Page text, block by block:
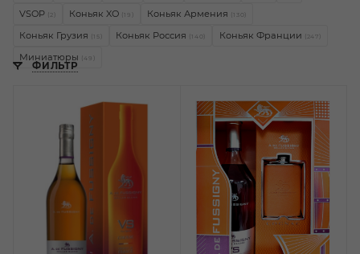
VSOP
(2) Коньяк XO (19) Коньяк Армения (130)
Коньяк Грузия (15) Коньяк Россия (140) Коньяк Франции (247)
Миниатюры (49)
ФИЛЬТР